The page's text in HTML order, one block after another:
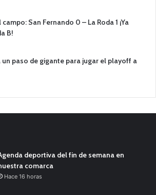
San Fernando 0 – La Roda 1 ¡Ya
B!
un paso de gigante para jugar el playoff a
deportiva del fin de semana en
comarca
Hace 16 horas